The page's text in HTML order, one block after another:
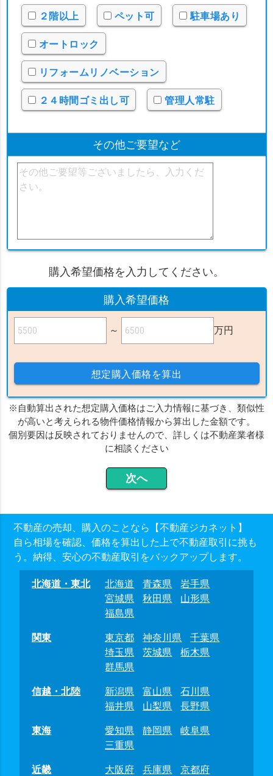
２階以上 ペット可 駐車場あり
オートロック
リフォームリノベーション
２４時間ゴミ出し可 管理人常駐
その他ご要望など
購入希望価格を入力してください。
購入希望価格
～ 万円
想定購入価格を算出
※自動算出された想定購入価格はご入力情報に基づき、類似性
が高いと考えられる物件価格情報から算出した金額です。
個別要因は反映されておりませんので、詳しくは不動産業者様
に相談ください
不動産の売却、購入のことなら【不動産ジカネット】
自ら相場を確認、価格を算出した上で不動産取引に挑も
う。納得、安心の不動産取引をバックアップします。
北海道・東北 北海道 青森県
岩手県
宮城県
秋田県
山形県
福島県
関東
東京都 神奈川県
千葉県
埼玉県
茨城県
栃木県
群馬県
信越・北陸
新潟県 富山県
石川県
福井県
山梨県
長野県
東海
愛知県 静岡県
岐阜県
三重県
近畿
大阪府 兵庫県 京都府